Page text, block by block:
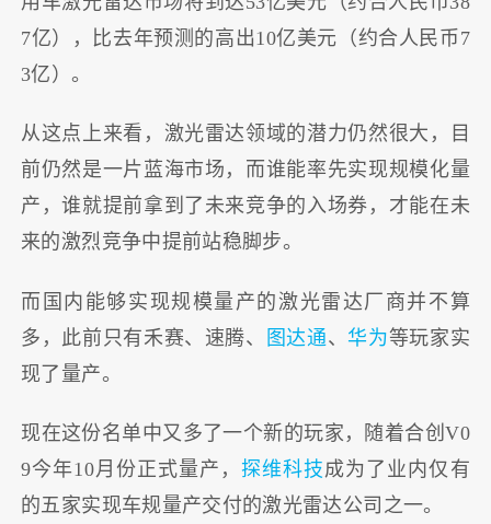
7亿），比去年预测的高出10亿美元（约合人民币7
3亿）。
从这点上来看，激光雷达领域的潜力仍然很大，目
前仍然是一片蓝海市场，而谁能率先实现规模化量
产，谁就提前拿到了未来竞争的入场券，才能在未
来的激烈竞争中提前站稳脚步。
而国内能够实现规模量产的激光雷达厂商并不算
多，此前只有禾赛、速腾、
图达通、 华为等玩家实
现了量产。
现在这份名单中又多了一个新的玩家，随着合创V0
9今年10月份正式量产，探维科技成为了业内仅有
的五家实现车规量产交付的激光雷达公司之一。